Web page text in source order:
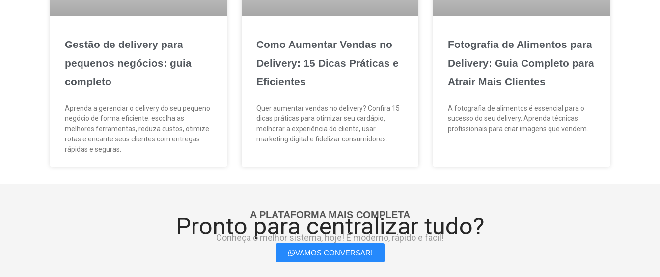
Gestão de delivery para
pequenos negócios: guia
completo
Aprenda a gerenciar o delivery do seu pequeno
negócio de forma eficiente: escolha as
melhores ferramentas, reduza custos, otimize
rotas e encante seus clientes com entregas
rápidas e seguras.
Como Aumentar Vendas no
Delivery: 15 Dicas Práticas e
Eficientes
Quer aumentar vendas no delivery? Confira 15
dicas práticas para otimizar seu cardápio,
melhorar a experiência do cliente, usar
marketing digital e fidelizar consumidores.
Fotografia de Alimentos para
Delivery: Guia Completo para
Atrair Mais Clientes
A fotografia de alimentos é essencial para o
sucesso do seu delivery. Aprenda técnicas
profissionais para criar imagens que vendem.
A PLATAFORMA MAIS COMPLETA
Pronto para centralizar tudo?
Conheça o melhor sistema, hoje! É moderno, rápido e fácil!
VAMOS CONVERSAR!